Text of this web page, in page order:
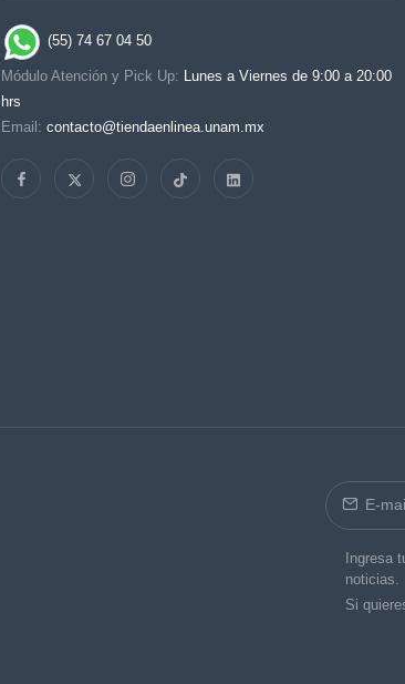
(55) 74 67 04 50
Módulo Atención y Pick Up: Lunes a Viernes de 9:00 a 20:00
hrs
Email: contacto@tiendaenlinea.unam.mx
Ingresa
noticias.
Si